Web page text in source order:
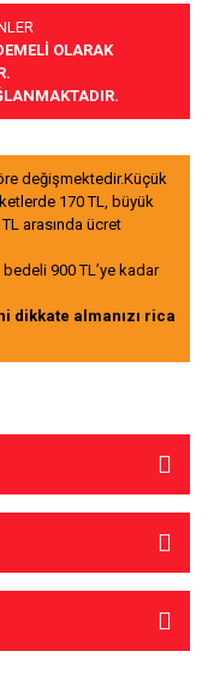
OLARAK
değişmektedir.Küçük
170 TL, büyük
arasında ücret
900 TL’ye kadar
dikkate almanızı rica